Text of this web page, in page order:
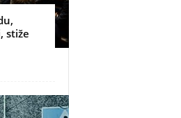
stiže